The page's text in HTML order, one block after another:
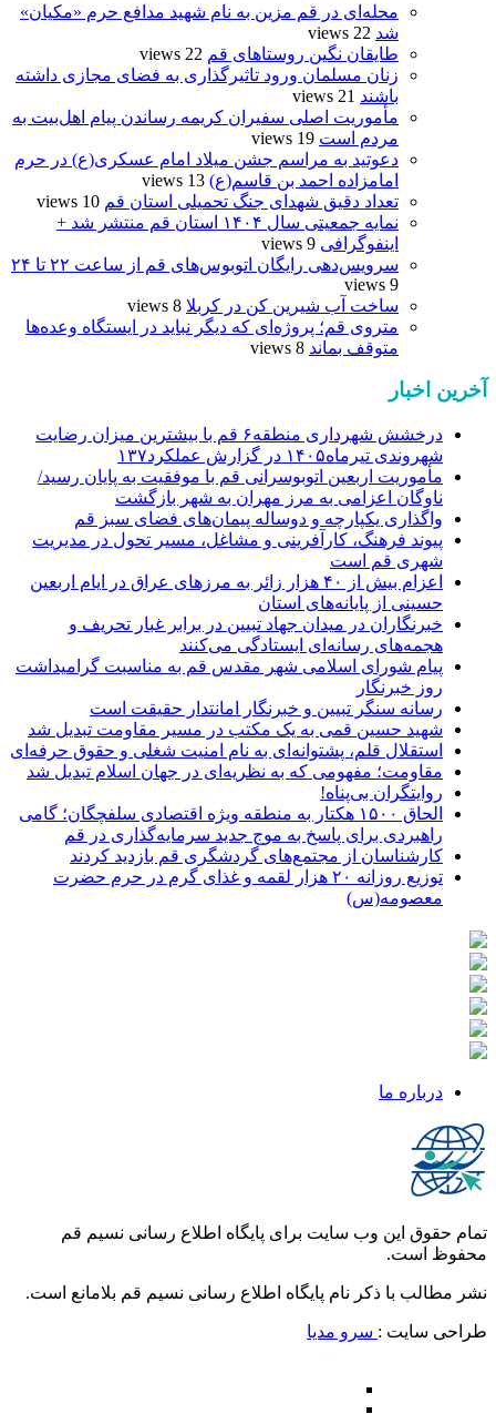
محله‌ای در قم مزین به نام شهید مدافع حرم «مکیان»
شد 22 views
طایقان نگین روستاهای قم 22 views
زنان مسلمان ورود تاثیرگذاری به فضای مجازی داشته
باشند 21 views
مأموریت اصلی سفیران کریمه رساندن پیام اهل‌بیت به
مردم است 19 views
دعوتید به مراسم جشن میلاد امام عسکری(ع) در حرم
امامزاده احمد بن قاسم(ع) 13 views
تعداد دقیق شهدای جنگ تحمیلی استان قم 10 views
نمایه جمعیتی سال ۱۴۰۴ استان قم منتشر شد +
اینفوگرافی 9 views
سرویس‌دهی رایگان اتوبوس‌های قم از ساعت ۲۲ تا ۲۴
9 views
ساخت آب شیرین کن در کربلا 8 views
متروی قم؛ پروژه‌ای که دیگر نباید در ایستگاه وعده‌ها
متوقف بماند 8 views
آخرین اخبار
درخشش شهرداری منطقه۶ قم با بیشترین میزان رضایت
شهروندی تیرماه۱۴۰۵ در گزارش عملکرد۱۳۷
مأموریت اربعین اتوبوسرانی قم با موفقیت به پایان رسید/
ناوگان اعزامی به مرز مهران به شهر بازگشت
واگذاری یکپارچه و دوساله پیمان‌های فضای سبز قم
پیوند فرهنگ، کارآفرینی و مشاغل، مسیر تحول در مدیریت
شهری قم است
اعزام بیش از ۴۰ هزار زائر به مرزهای عراق در ایام اربعین
حسینی از پایانه‌های استان
خبرنگاران در میدان جهاد تبیین در برابر غبار تحریف و
هجمه‌های رسانه‌ای ایستادگی می‌کنند
پیام شورای اسلامی شهر مقدس قم به مناسبت گرامیداشت
روز خبرنگار
رسانه سنگر تبیین و خبرنگار امانتدار حقیقت است
شهید حسین قمی به یک مکتب در مسیر مقاومت تبدیل شد
استقلال قلم، پشتوانه‌ای به نام امنیت شغلی و حقوق حرفه‌ای
مقاومت؛ مفهومی که به نظریه‌ای در جهان اسلام تبدیل شد
روایتگران بی‌پناه!
الحاق ۱۵۰۰ هکتار به منطقه ویژه اقتصادی سلفچگان؛ گامی
راهبردی برای پاسخ به موج جدید سرمایه‌گذاری در قم
کارشناسان از مجتمع‌های گردشگری قم بازدید کردند
توزیع روزانه ۲۰ هزار لقمه و غذای گرم در حرم حضرت
معصومه(س)
درباره ما
تمام حقوق این وب سایت برای پایگاه اطلاع رسانی نسیم قم
محفوظ است.
نشر مطالب با ذکر نام پایگاه اطلاع رسانی نسیم قم بلامانع است.
طراحی سایت : سرو مدیا